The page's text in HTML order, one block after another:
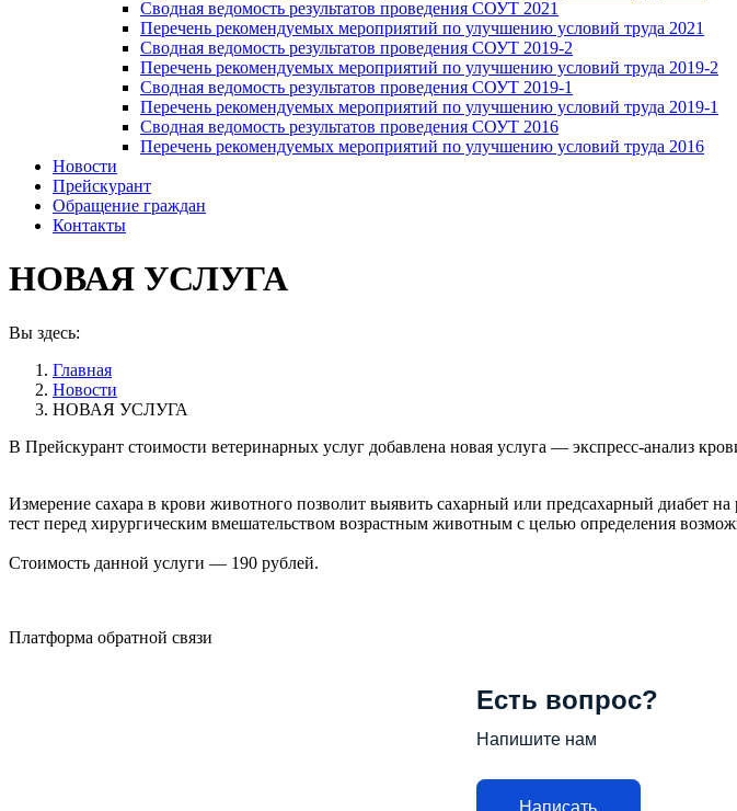
Сводная ведомость результатов проведения СОУТ 2021
Перечень рекомендуемых мероприятий по улучшению условий труда 2021
Сводная ведомость результатов проведения СОУТ 2019-2
Перечень рекомендуемых мероприятий по улучшению условий труда 2019-2
Сводная ведомость результатов проведения СОУТ 2019-1
Перечень рекомендуемых мероприятий по улучшению условий труда 2019-1
Сводная ведомость результатов проведения СОУТ 2016
Перечень рекомендуемых мероприятий по улучшению условий труда 2016
Новости
Прейскурант
Обращение граждан
Контакты
НОВАЯ УСЛУГА
Вы здесь:
Главная
Новости
НОВАЯ УСЛУГА
В Прейскурант стоимости ветеринарных услуг добавлена новая услуга — экспресс-анализ
Измерение сахара в крови животного позволит выявить сахарный или предсахарный диабет
тест перед хирургическим вмешательством возрастным животным с целью определения
Стоимость данной услуги — 190 рублей.
Платформа обратной связи
Есть вопрос?
Напишите нам
Написать